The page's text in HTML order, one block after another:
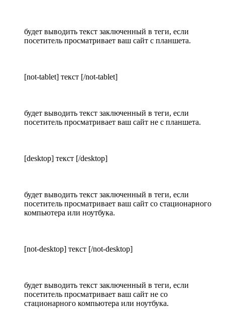
будет выводить текст заключенный в теги, если
посетитель просматривает ваш сайт с планшета.
[not-tablet] текст [/not-tablet]
будет выводить текст заключенный в теги, если
посетитель просматривает ваш сайт не с планшета.
[desktop] текст [/desktop]
будет выводить текст заключенный в теги, если
посетитель просматривает ваш сайт со стационарного
компьютера или ноутбука.
[not-desktop] текст [/not-desktop]
будет выводить текст заключенный в теги, если
посетитель просматривает ваш сайт не со
стационарного компьютера или ноутбука.